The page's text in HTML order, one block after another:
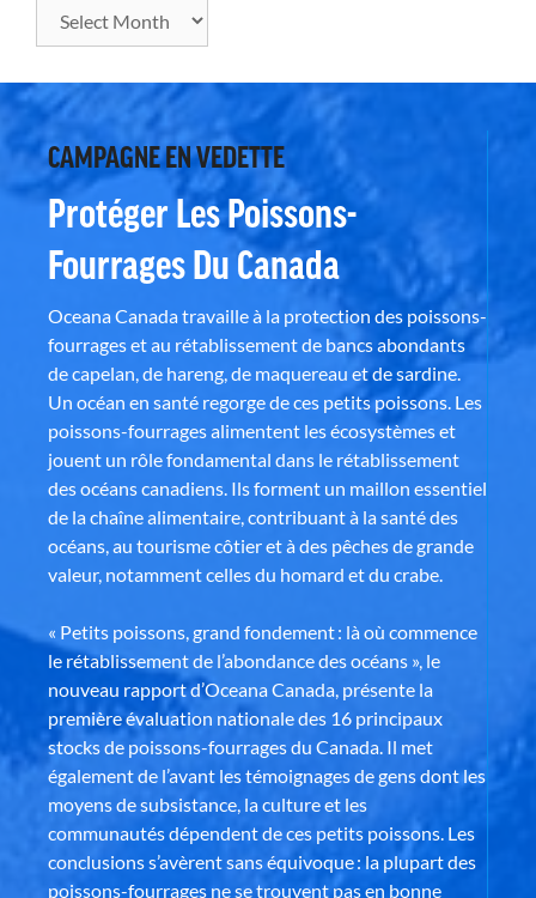
CAMPAGNE EN VEDETTE
Protéger Les Poissons-
Fourrages Du Canada
Oceana Canada travaille à la protection des poissons-
fourrages et au rétablissement de bancs abondants
de capelan, de hareng, de maquereau et de sardine.
Un océan en santé regorge de ces petits poissons. Les
poissons-fourrages alimentent les écosystèmes et
jouent un rôle fondamental dans le rétablissement
des océans canadiens. Ils forment un maillon essentiel
de la chaîne alimentaire, contribuant à la santé des
océans, au tourisme côtier et à des pêches de grande
valeur, notamment celles du homard et du crabe.
« Petits poissons, grand fondement : là où commence
le rétablissement de l’abondance des océans », le
nouveau rapport d’Oceana Canada, présente la
première évaluation nationale des 16 principaux
stocks de poissons-fourrages du Canada. Il met
également de l’avant les témoignages de gens dont les
moyens de subsistance, la culture et les
communautés dépendent de ces petits poissons. Les
conclusions s’avèrent sans équivoque : la plupart des
poissons-fourrages ne se trouvent pas en bonne